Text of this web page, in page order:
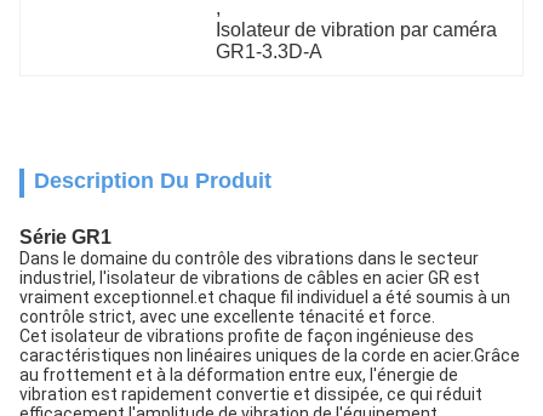
,
Isolateur de vibration par caméra
GR1-3.3D-A
Description Du Produit
Série GR1
Dans le domaine du contrôle des vibrations dans le secteur
industriel, l'isolateur de vibrations de câbles en acier GR est
vraiment exceptionnel.et chaque fil individuel a été soumis à un
contrôle strict, avec une excellente ténacité et force.
Cet isolateur de vibrations profite de façon ingénieuse des
caractéristiques non linéaires uniques de la corde en acier.Grâce
au frottement et à la déformation entre eux, l'énergie de
vibration est rapidement convertie et dissipée, ce qui réduit